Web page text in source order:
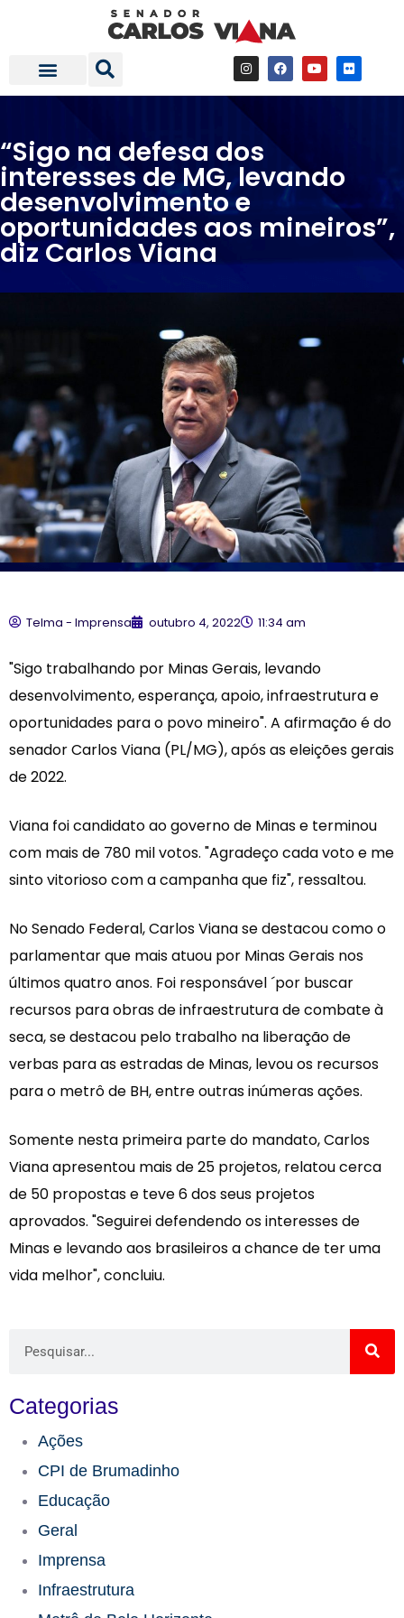
“Sigo na defesa dos
interesses de MG, levando
desenvolvimento e
oportunidades aos mineiros”,
diz Carlos Viana
Telma - Imprensa outubro 4, 2022 11:34 am
"Sigo trabalhando por Minas Gerais, levando
desenvolvimento, esperança, apoio, infraestrutura e
oportunidades para o povo mineiro". A afirmação é do
senador Carlos Viana (PL/MG), após as eleições gerais
de 2022.
Viana foi candidato ao governo de Minas e terminou
com mais de 780 mil votos. "Agradeço cada voto e me
sinto vitorioso com a campanha que fiz", ressaltou.
No Senado Federal, Carlos Viana se destacou como o
parlamentar que mais atuou por Minas Gerais nos
últimos quatro anos. Foi responsável ´por buscar
recursos para obras de infraestrutura de combate à
seca, se destacou pelo trabalho na liberação de
verbas para as estradas de Minas, levou os recursos
para o metrô de BH, entre outras inúmeras ações.
Somente nesta primeira parte do mandato, Carlos
Viana apresentou mais de 25 projetos, relatou cerca
de 50 propostas e teve 6 dos seus projetos
aprovados. "Seguirei defendendo os interesses de
Minas e levando aos brasileiros a chance de ter uma
vida melhor", concluiu.
Categorias
Ações
CPI de Brumadinho​
Educação​
Geral
Imprensa
Infraestrutura​